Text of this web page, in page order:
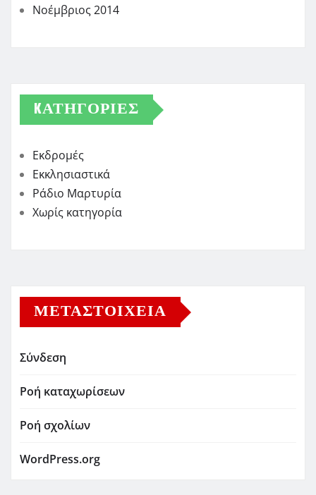
Νοέμβριος 2014
KΑΤΗΓΟΡΊΕΣ
Εκδρομές
Εκκλησιαστικά
Ράδιο Μαρτυρία
Χωρίς κατηγορία
ΜΕΤΑΣΤΟΙΧΕΊΑ
Σύνδεση
Ροή καταχωρίσεων
Ροή σχολίων
WordPress.org